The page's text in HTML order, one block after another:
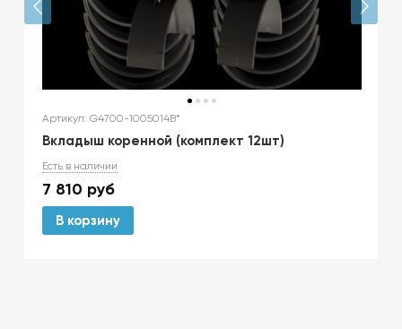
Артикул: G4700-1005014B*
Вкладыш коренной (комплект 12шт)
Есть в наличии
7 810 руб
В корзину